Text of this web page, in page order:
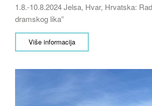
1.8.-10.8.2024 Jelsa, Hvar, Hrvatska:
dramskog lika”
Više informacija